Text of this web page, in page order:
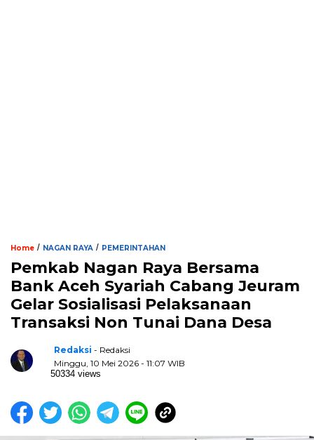
Home / NAGAN RAYA / PEMERINTAHAN
Pemkab Nagan Raya Bersama
Bank Aceh Syariah Cabang Jeuram
Gelar Sosialisasi Pelaksanaan
Transaksi Non Tunai Dana Desa
Redaksi - Redaksi
Minggu, 10 Mei 2026 - 11:07 WIB
50334 views